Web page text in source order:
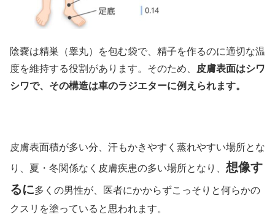
陰嚢は精巣（睾丸）を包む袋で、精子を作るのに適切な温
度を維持する役割があります。そのため、
皮膚表面はシワ
シワで、その構造は車のラジエターに例えられます。
皮膚表面積が多い分、汗もかきやすく蒸れやすい場所とな
り、夏・冬関係なく皮膚疾患の多い場所となり、 想像す
るに多くの男性が、医者にかからずこっそりと何らかの
クスリを塗っていると思われます。